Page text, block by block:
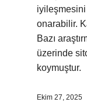
iyileşmesini
onarabilir.
Bazı
üzerinde
koymuştur.
Ekim 27, 2025